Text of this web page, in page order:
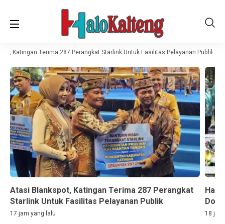
Katingan Terima 287 Perangkat Starlink Untuk Fasilitas Pelayanan Publik
Atasi Blankspot, Katingan Terima 287 Perangkat
Starlink Untuk Fasilitas Pelayanan Publik
17 jam yang lalu
Hari
18